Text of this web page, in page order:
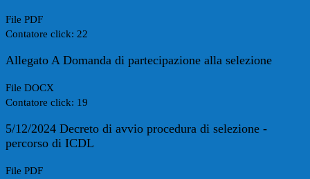
File PDF
Contatore click: 22
Allegato A Domanda di partecipazione alla selezione
File DOCX
Contatore click: 19
5/12/2024 Decreto di avvio procedura di selezione -
percorso di ICDL
File PDF